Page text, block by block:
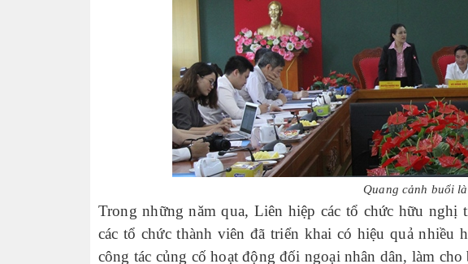
Quang cảnh buổi
Trong những năm qua, Liên hiệp các tổ chức hữu
các tổ chức thành viên đã triển khai có hiệu quả nhiều
công tác củng cố hoạt động đối ngoại nhân dân, làm